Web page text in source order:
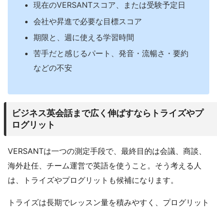
現在のVERSANTスコア、または受験予定日
会社や昇進で必要な目標スコア
期限と、週に使える学習時間
苦手だと感じるパート、発音・流暢さ・要約
などの不安
ビジネス英会話まで広く伸ばすならトライズやプ
ログリット
VERSANTは一つの測定手段で、最終目的は会議、商談、
海外赴任、チーム運営で英語を使うこと。そう考える人
は、トライズやプログリットも候補になります。
トライズは長期でレッスン量を積みやすく、プログリット